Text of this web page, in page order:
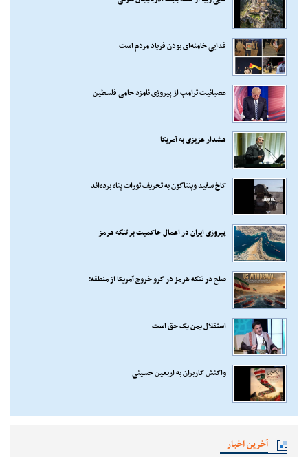
فدایی خامنه‌ای بودن فریاد مردم است
عصبانیت ترامپ از پیروزی نامزد حامی فلسطین
هشدار عزیزی به آمریکا
کاخ سفید وپنتاگون به تحریف تورات پناه برده‌اند
پیروزی ایران در اعمال حاکمیت بر تنگه هرمز
صلح در تنگه هرمز در گرو خروج آمریکا از منطقه!
استقلال یمن یک حق است
واکنش کاربران به اربعین حسینی
آخرین اخبار